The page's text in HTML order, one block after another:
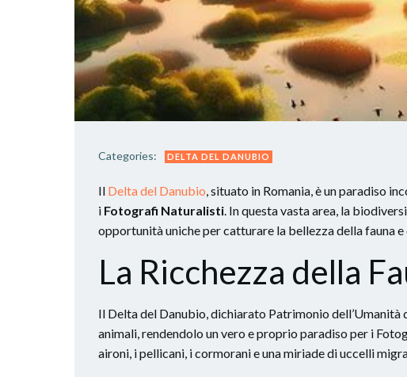
Categories: DELTA DEL DANUBIO
Il Delta del Danubio, situato in Romania, è un paradiso
i Fotografi Naturalisti. In questa vasta area, la
opportunità uniche per catturare la bellezza della fauna
La Ricchezza della
Il Delta del Danubio, dichiarato Patrimonio
animali, rendendolo un vero e proprio paradiso per i
aironi, i pellicani, i cormorani e una miriade di uccelli